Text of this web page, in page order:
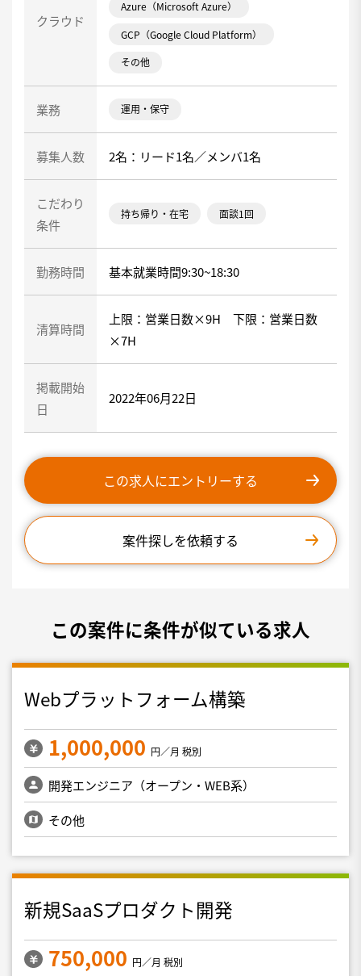
クラウド
Azure（Microsoft Azure）
GCP（Google Cloud Platform）
その他
業務 運用・保守
募集人数 2名：リード1名／メンバ1名
こだわり
条件
持ち帰り・在宅 面談1回
勤務時間 基本就業時間9:30~18:30
清算時間
上限：営業日数×9H 下限：営業日数
×7H
掲載開始
日
2022年06月22日
この求人にエントリーする
案件探しを依頼する
この案件に条件が似ている求人
Webプラットフォーム構築
1,000,000 円／月 税別
開発エンジニア（オープン・WEB系）
その他
新規SaaSプロダクト開発
750,000 円／月 税別